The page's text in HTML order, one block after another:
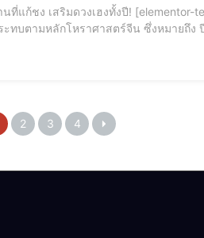
id="12184"] 🎯 ปีชง 2568 คืออะไร? ใครต้องระวัง
2 3 4